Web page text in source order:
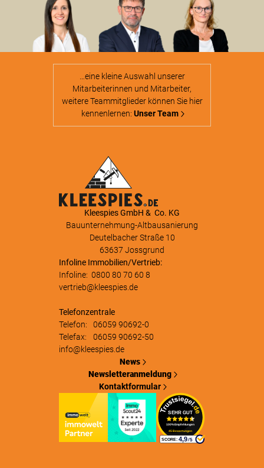
…eine kleine Auswahl unserer
Mitarbeiterinnen und Mitarbeiter,
weitere Teammitglieder können Sie hier
kennenlernen: Unser Team
Kleespies GmbH & Co. KG
Bauunternehmung-Altbausanierung
Deutelbacher Straße 10
63637 Jossgrund
Infoline Immobilien/Vertrieb:
Infoline: 0800 80 70 60 8
vertrieb@kleespies.de
Telefonzentrale
Telefon:
06059 90692-0
Telefax:
06059 90692-50
info@kleespies.de
News
Newsletteranmeldung
Kontaktformular